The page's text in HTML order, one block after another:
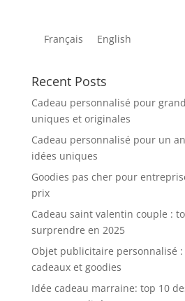
Français English
Recent Posts
Cadeau personnalisé pour
uniques et originales
Cadeau personnalisé pour un
idées uniques
Goodies pas cher pour
prix
Cadeau saint valentin couple :
surprendre en 2025
Objet publicitaire personnalisé :
cadeaux et goodies
Idée cadeau marraine: top 10